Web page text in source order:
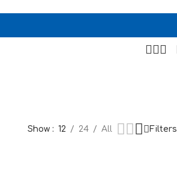
Show 12 24 All Filters